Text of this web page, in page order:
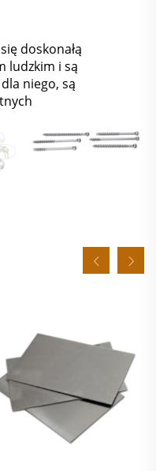
doskonałą
ludzkim i są
niego, są